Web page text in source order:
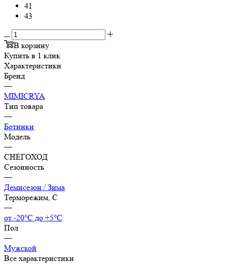
41
43
В корзину
Купить в 1 клик
Характеристики
Бренд
—
MIMICRYA
Тип товара
—
Ботинки
Модель
—
СНЕГОХОД
Сезонность
—
Демисезон / Зима
Терморежим, C
—
от -20°С до +5°С
Пол
—
Мужской
Все характеристики